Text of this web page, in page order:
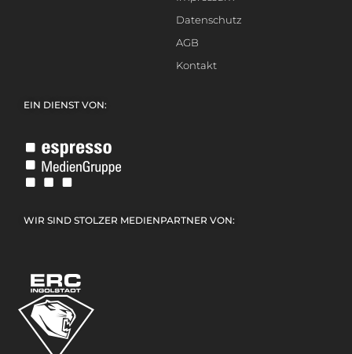
Datenschutz
AGB
Kontakt
EIN DIENST VON:
WIR SIND STOLZER MEDIENPARTNER VON: